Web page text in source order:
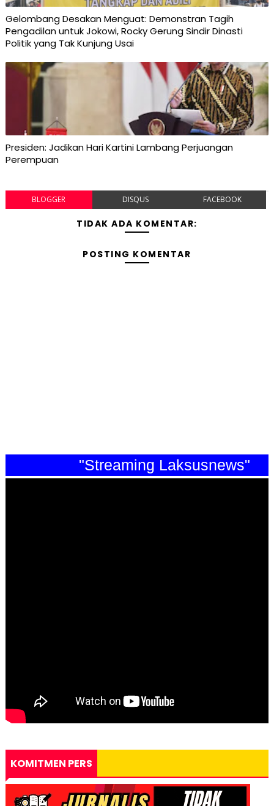
Gelombang Desakan Menguat: Demonstran Tagih
Pengadilan untuk Jokowi, Rocky Gerung Sindir Dinasti
Politik yang Tak Kunjung Usai
Presiden: Jadikan Hari Kartini Lambang Perjuangan
Perempuan
BLOGGER DISQUS FACEBOOK
TIDAK ADA KOMENTAR:
POSTING KOMENTAR
"Streaming Laksusnews"
KOMITMEN PERS